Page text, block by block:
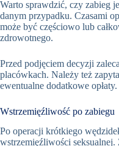
Warto sprawdzić, czy zabieg
danym przypadku. Czasami
może być częściowo lub
zdrowotnego.
Przed podjęciem decyzji
placówkach. Należy też
ewentualne dodatkowe opłaty.
Wstrzemięźliwość po zabiegu
Po operacji krótkiego
wstrzemięźliwości seksualnej.